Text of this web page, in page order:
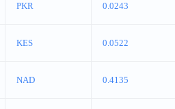
PKR 0.0243
KES 0.0522
NAD 0.4135